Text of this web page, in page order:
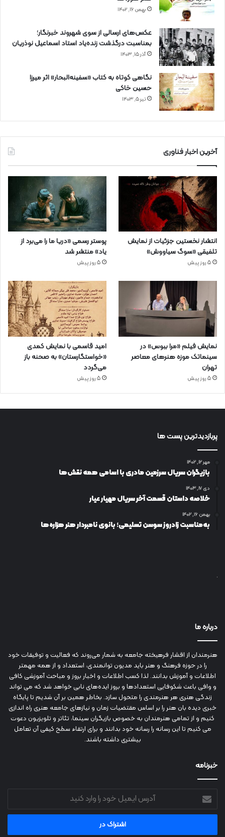
بهمن ۱۶, ۱۴۰۲
عکس‌های ارسالی از سوی شهروند خبرنگار؛
بمناسبت درگذشت زنده‌یاد استاد اسماعیل نوذریان
آذر ۱۵, ۱۴۰۳
نگاهی کوتاه به کتاب «سفینه‌البحار» اثر میرزا
حسین خاکی
تیر ۵, ۱۴۰۳
آخرین اخبار فناوری
انتشار نخستین جزئیات از نمایش
تلفیقی «سوگ سیاووش»
5 روز پیش
پوستر رسمی «دریا ما را می‌برد از
یاد» منتشر شد
5 روز پیش
نمایش فیلم «مرا ببوس» در
سینماتک موزه هنرهای معاصر
تهران
5 روز پیش
امید قاسمی با نمایش کمدی
«خواستگارستان» به صحنه باز
می‌گردد
5 روز پیش
پربازدیدترین پست ها
مهر ۱۲, ۱۴۰۲
بازیگران سریال سرزمین مادری با اسامی همه نقش‌ها
دی ۱۷, ۱۴۰۳
خلاصه داستان قسمت آخر سریال مهیار عیار
بهمن ۱۶, ۱۴۰۲
به‌مناسبت زادروز سوسن تسلیمی؛ بانوی نامبردار هنر هزاره‌ها
درباره ما
هنرمندان از اقشار فرهیخته جامعه به شمار می‌روند که فعالیت و توفیقات خود
را در حوزه فرهنگ و هنر باید مدیون توانمندی، استعداد و از همه مهمتر
اطلاعات و آموزش بدانند. لذا کسب اطلاعات و اخبار بروز و مباحث آموزشی کافی
و وافی باعث شکوفایی استعدادها و بروز ایده‌های نابی خواهد شد که می تواند
زندگی هنری هر هنرمندی را متحول سازد. بخاطر همین بر آن شدیم تا پایگاه
خبری دیده بان هنر را بر اساس مقتضیات زمان و نیازهای جامعه هنری راه اندازی
کنیم و از تمامی هنرمندان به خصوص بازیگران سینما، تئاتر و تلویزیون دعوت
می کنیم تا این رسانه را رسانه خود بدانند و برای ارتقاء سطح کیفی آن تعامل
بیشتری داشته باشند.
خبرنامه
ایمیل
خود